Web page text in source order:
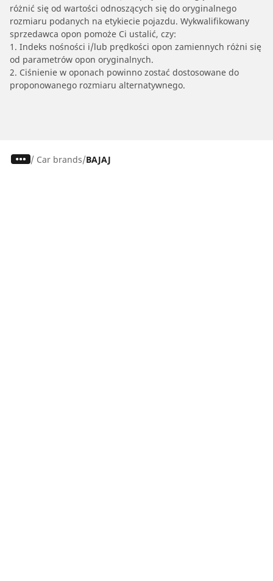
różnić się od wartości odnoszących się do oryginalnego
rozmiaru podanych na etykiecie pojazdu. Wykwalifikowany
sprzedawca opon pomoże Ci ustalić, czy:
1. Indeks nośności i/lub prędkości opon zamiennych różni się
od parametrów opon oryginalnych.
2. Ciśnienie w oponach powinno zostać dostosowane do
proponowanego rozmiaru alternatywnego.
/ Car brands BAJAJ